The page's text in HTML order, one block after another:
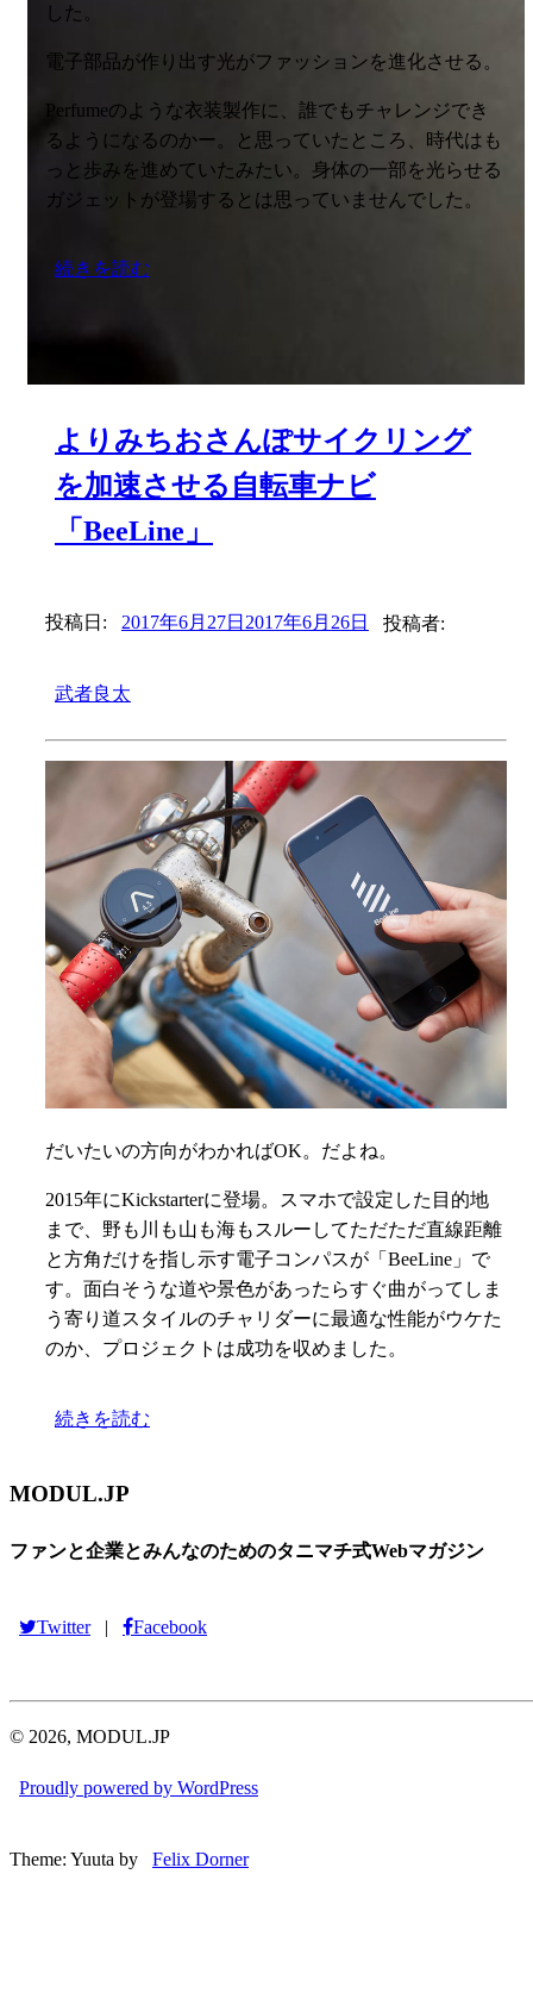
した。
電子部品が作り出す光がファッションを進化させる。
Perfumeのような衣装製作に、誰でもチャレンジでき
るようになるのかー。と思っていたところ、時代はも
っと歩みを進めていたみたい。身体の一部を光らせる
ガジェットが登場するとは思っていませんでした。
続きを読む
よりみちおさんぽサイクリング
を加速させる自転車ナビ
「BeeLine」
投稿日: 2017年6月27日 2017年6月26日 投稿者:
武者良太
だいたいの方向がわかればOK。だよね。
2015年にKickstarterに登場。スマホで設定した目的地
まで、野も川も山も海もスルーしてただただ直線距離
と方角だけを指し示す電子コンパスが「BeeLine」で
す。面白そうな道や景色があったらすぐ曲がってしま
う寄り道スタイルのチャリダーに最適な性能がウケた
のか、プロジェクトは成功を収めました。
続きを読む
MODUL.JP
ファンと企業とみんなのためのタニマチ式Webマガジン
Twitter | Facebook
© 2026, MODUL.JP
Proudly powered by WordPress
Theme: Yuuta by Felix Dorner